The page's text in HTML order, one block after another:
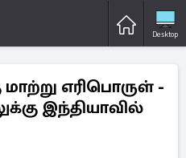
Desktop
எரிபொருள் -
இந்தியாவில்